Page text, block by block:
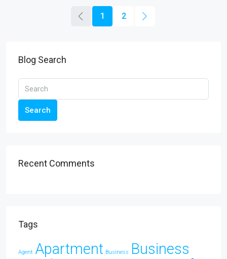
1 2
Blog Search
Search
Recent Comments
Tags
Agent Apartment Business
Business